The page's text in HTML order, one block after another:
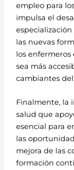
empleo para
impulsa el
las nuevas
los
sea más
cambiantes
Finalmente, la
salud que
esencial para
las
mejora de las
formación